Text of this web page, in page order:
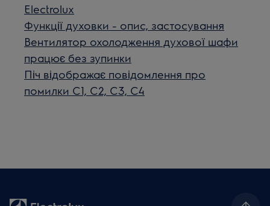
Electrolux
Функції духовки - опис, застосування
Вентилятор охолодження духової шафи
працює без зупинки
Піч відображає повідомлення про
помилки C1, C2, C3, C4